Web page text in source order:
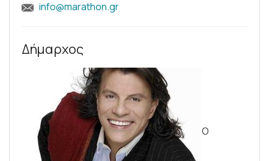
info@marathon.gr
Δήμαρχος
Ο